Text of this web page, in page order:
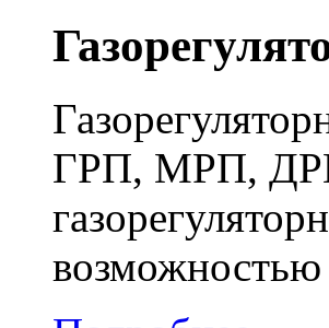
ГРП, МРП,
возможностью